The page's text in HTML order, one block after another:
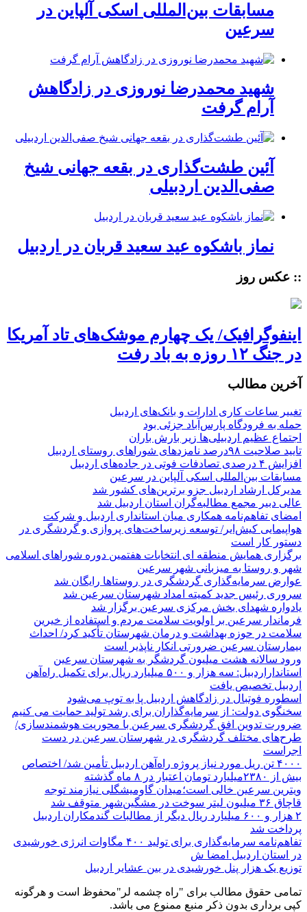
مسابقات بین‌المللی اسکی آلپاین در
سرعین
شهید محمدرضا نوروزی در زادگاهش
آرام گرفت
آئین طشت‌گذاری در بقعه جهانی شیخ
صفی‌الدین اردبیلی
نماز باشکوه عید سعید قربان در اردبیل
:: عکس روز
اینفوگرافیک/ یک چهارم موشک‌های تاد آمریکا
در جنگ ۱۲ روزه به باد رفت
آخرین مطالب
تغییر ساعات کاری ادارات و بانک‌های اردبیل
حمله به فرودگاه پارس‌‌آباد جزئی بود
اجتماع عظیم اردبیلی‌ها زیر بارش باران
تایید صلاحیت ۹۸درصد نامزدهای شوراهای روستای اردبیل
افزایش ۴ درصدی تصادفات فوتی در جاده‌های اردبیل
مسابقات بین‌المللی اسکی آلپاین در سرعین
مدیرکل ارشاد اردبیل جزو برترین‌های کشور شد
عالی دبیر مجمع مطالبه‌گران استان اردبیل شد
امضای تفاهم‌نامه همکاری میان استانداری اردبیل و شرکت
هواپیمایی کیش‌ایر/ توسعه زیرساخت‌های پروازی و گردشگری در
دستور کار است
برگزاری همایش منطقه ای انتخابات هفتمین دوره شوراهای اسلامی
شهر و روستا به میزبانی شهر سرعین
عوارض سرمایه‌گذاری گردشگری در روستاها رایگان شد
سروری رئیس جدید کمیته امداد شهرستان سرعین شد
یادواره شهدای بخش مرکزی سرعین برگزار شد
فرماندار سرعین بر اولویت سلامت مردم و استفاده از خیرین
سلامت در حوزه بهداشت و درمان شهرستان تأکید کرد/ احداث
بیمارستان سرعین ضرورتی انکار ناپذیر است
ورود سالانه هشت میلیون گردشگر به شهرستان سرعین
استانداراردبیل: سه هزار و ۵۰۰ میلیارد ریال برای تکمیل راه‌آهن
اردبیل تخصیص یافت
اسطوره فوتبال در زادگاهش اردبیل پا به توپ می‌شود
سخنگوی دولت: از سرمایه‌گذاران برای رشد تولید حمایت می کنیم
ضرورت تدوین افق گردشگری سرعین با محوریت هوشمندسازی/
طرح‌های مختلف گردشگری در شهرستان سرعین در دست
اجراست
۴۰۰۰ تن ریل مورد نیاز پروژه راه‌آهن اردبیل تأمین شد/ اختصاص
بیش از ۲۳۸۰میلیارد تومان اعتبار در ۸ ماه گذشته
ویترین سرعین خالی است؛میدان گاومیشگلی نیازمند توجه
قاچاق ۳۶ میلیون لیتر سوخت در مشگین‌شهر متوقف شد
۲ هزار و ۶۰۰‌ میلیارد ریال دیگر از مطالبات گندمکاران اردبیل
پرداخت شد
تفاهم‌نامه سرمایه‌گذاری برای تولید ۴۰۰ مگاوات انرژی خورشیدی
در استان اردبیل امضا ش
توزیع یک هزار پنل خورشیدی در بین عشایر اردبیل
تمامی حقوق مطالب برای "راه چشمه لر"محفوظ است و هرگونه
کپی برداری بدون ذکر منبع ممنوع می باشد.